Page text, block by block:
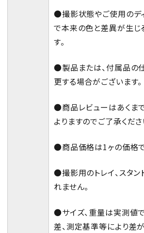
●撮影状態やご使用のデ
で本来の色と差異が生じ
す。
●製品または、付属品の
更する場合がございます。
●商品レビューはあくま
よりますのでご了承くださ
●商品価格は1ヶの価格で
●撮影用のトレイ、スタ
れません。
●サイズ、重量は実測値
差、測定基準等により差